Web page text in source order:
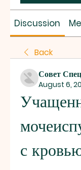
Discussion
Back
Совет
August 6,
с